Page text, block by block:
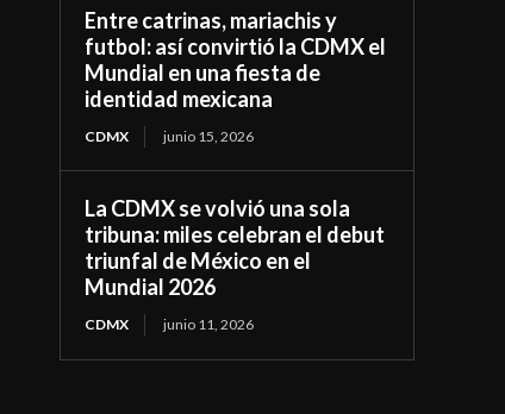
Entre catrinas, mariachis y
futbol: así convirtió la CDMX el
Mundial en una fiesta de
identidad mexicana
CDMX junio 15, 2026
La CDMX se volvió una sola
tribuna: miles celebran el debut
triunfal de México en el
Mundial 2026
CDMX junio 11, 2026